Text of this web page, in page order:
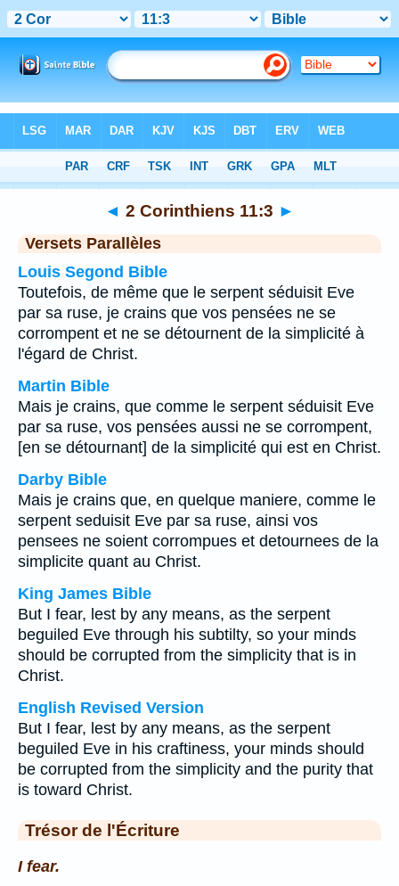
> Chapitre 11 > Verset 3
◄ 2 Corinthiens 11:3 ►
Versets Parallèles
Louis Segond Bible
Toutefois, de même que le serpent séduisit Eve
par sa ruse, je crains que vos pensées ne se
corrompent et ne se détournent de la simplicité à
l'égard de Christ.
Martin Bible
Mais je crains, que comme le serpent séduisit Eve
par sa ruse, vos pensées aussi ne se corrompent,
[en se détournant] de la simplicité qui est en Christ.
Darby Bible
Mais je crains que, en quelque maniere, comme le
serpent seduisit Eve par sa ruse, ainsi vos
pensees ne soient corrompues et detournees de la
simplicite quant au Christ.
King James Bible
But I fear, lest by any means, as the serpent
beguiled Eve through his subtilty, so your minds
should be corrupted from the simplicity that is in
Christ.
English Revised Version
But I fear, lest by any means, as the serpent
beguiled Eve in his craftiness, your minds should
be corrupted from the simplicity and the purity that
is toward Christ.
Trésor de l'Écriture
I fear.